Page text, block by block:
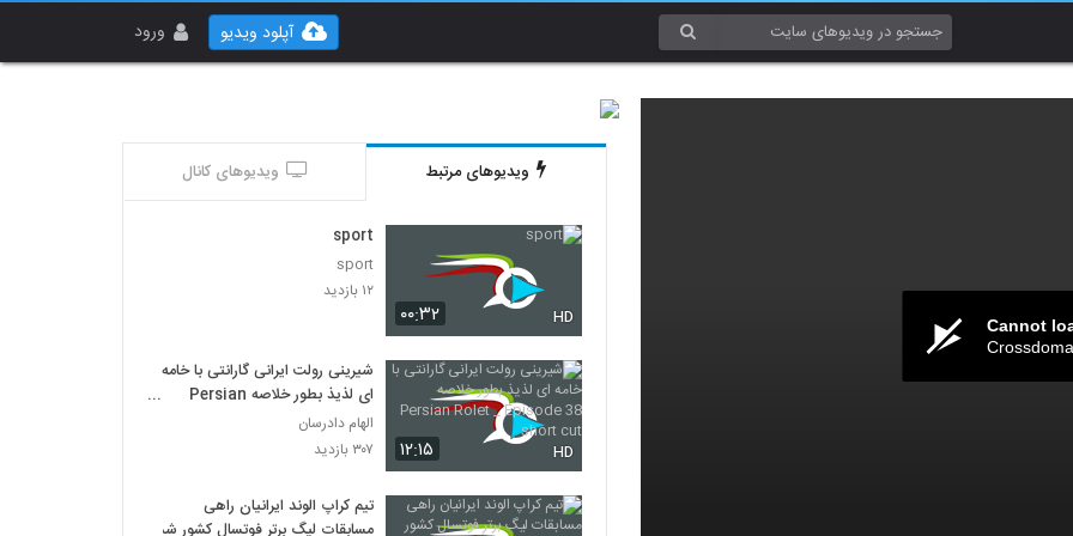
ورود آپلود ویدیو
Cannot
ویدیوهای مرتبط ویدیوهای کانال
۰۰:۳۲ HD
sport
sport
۱۲ بازدید
۱۲:۱۵ HD
شیرینی رولت ایرانی گارانتی با خامه
ای لذیذ بطور خلاصه Persian
Rolet _ Episode 38 short cut
الهام دادرسان
۳۰۷ بازدید
تیم کراپ الوند ایرانیان راهی
مسابقات لیگ برتر فوتسال کشور شد .